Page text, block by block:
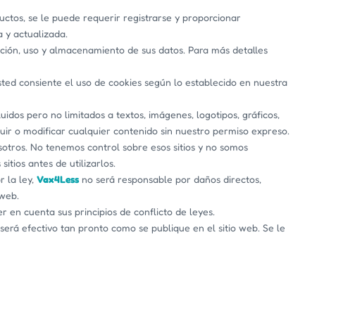
se le puede requerir registrarse y proporcionar
y actualizada.
uso y almacenamiento de sus datos. Para más detalles
consiente el uso de cookies según lo establecido en nuestra
pero no limitados a textos, imágenes, logotipos, gráficos,
o modificar cualquier contenido sin nuestro permiso expreso.
No tenemos control sobre esos sitios y no somos
antes de utilizarlos.
la ley, Vax4Lessno será responsable por daños directos,
en cuenta sus principios de conflicto de leyes.
efectivo tan pronto como se publique en el sitio web. Se le